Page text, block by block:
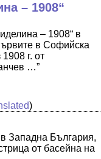
– 1908“
– 1908“ в
в Софийска
г. от
…”
)
Западна България,
от басейна на